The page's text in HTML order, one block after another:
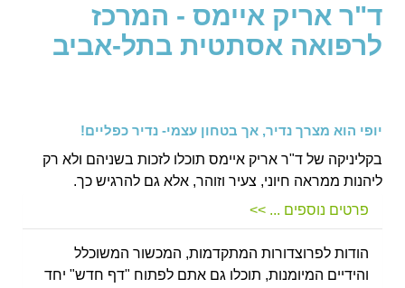
ד"ר אריק איימס - המרכז
לרפואה אסתטית בתל-אביב
יופי הוא מצרך נדיר, אך בטחון עצמי- נדיר כפליים!
בקליניקה של ד"ר אריק איימס תוכלו לזכות בשניהם ולא רק
ליהנות ממראה חיוני, צעיר וזוהר, אלא גם להרגיש כך.
פרטים נוספים ... >>
הודות לפרוצדורות המתקדמות, המכשור המשוכלל
והידיים המיומנות, תוכלו גם אתם לפתוח "דף חדש" יחד